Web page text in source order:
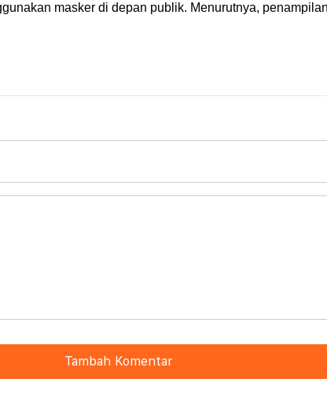
masker di depan publik. Menurutnya,
Tambah Komentar